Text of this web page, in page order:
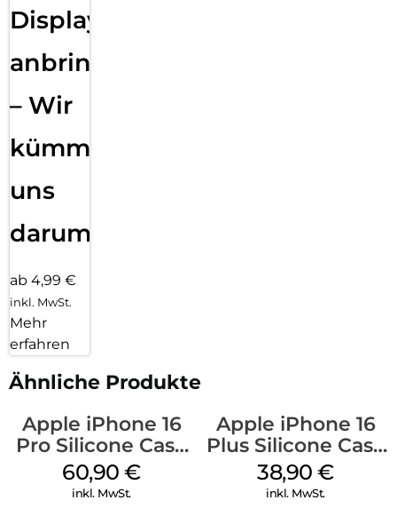
Displayfolie
anbringen
– Wir
kümmern
uns
darum!
ab 4,99 €
inkl. MwSt.
Mehr
erfahren
Ähnliche Produkte
Apple iPhone 16
Pro Silicone Case
MagSafe Stone
Gray
60,90€
inkl. MwSt.
Apple iPhone 16
Plus Silicone Case
MagSafe Denim
38,90€
inkl. MwSt.